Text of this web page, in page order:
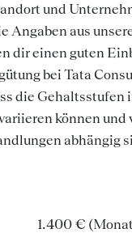
und
Angaben aus
dir einen guten
bei Tata
die Gehaltsstufen
können und
abhängig
1.400 €